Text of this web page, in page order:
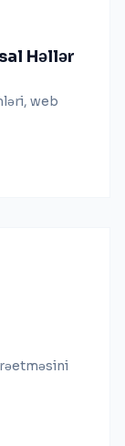
Həllər
web